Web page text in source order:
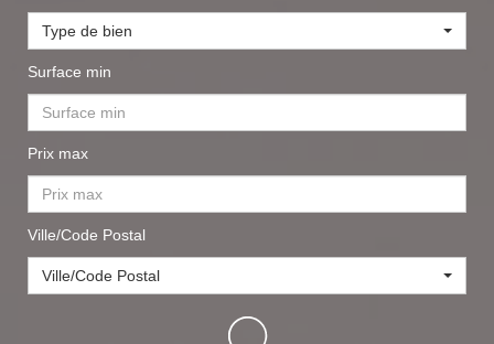
Type de bien
Surface min
Prix max
Ville/Code Postal
Ville/Code Postal